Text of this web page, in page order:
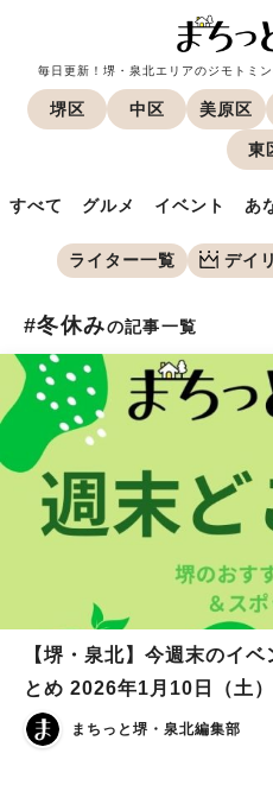
毎日更新！堺・泉北エリアのジモトミ
堺区 中区 美原区
東
すべて グルメ イベント あ
ライター一覧 デイ
#冬休みの記事一覧
【堺・泉北】今週末のイ
とめ 2026年1月10日（土
まちっと堺・泉北編集部